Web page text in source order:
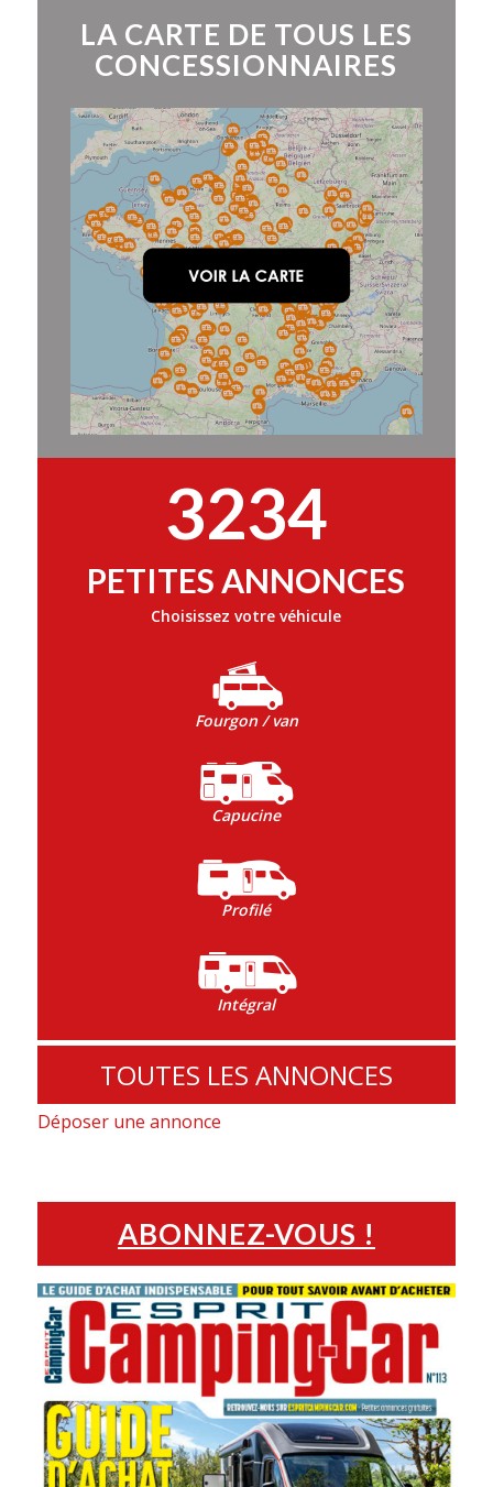
LA CARTE DE TOUS LES
CONCESSIONNAIRES
3234
PETITES ANNONCES
Choisissez votre véhicule
Fourgon / van
Capucine
Profilé
Intégral
TOUTES LES ANNONCES
Déposer une annonce
ABONNEZ-VOUS !